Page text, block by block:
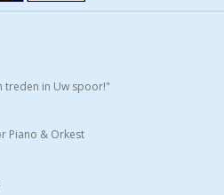
treden in Uw spoor!"
Piano & Orkest